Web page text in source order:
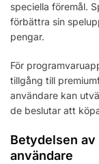
speciella föremål.
förbättra sin
pengar.
För
tillgång till
användare kan
de beslutar att
Betydelsen
användare